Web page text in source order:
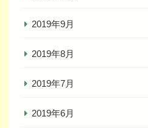
2019年9月
2019年8月
2019年7月
2019年6月